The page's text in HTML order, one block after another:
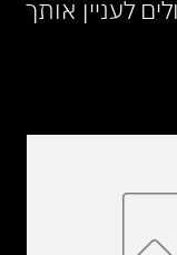
לעניין אותך